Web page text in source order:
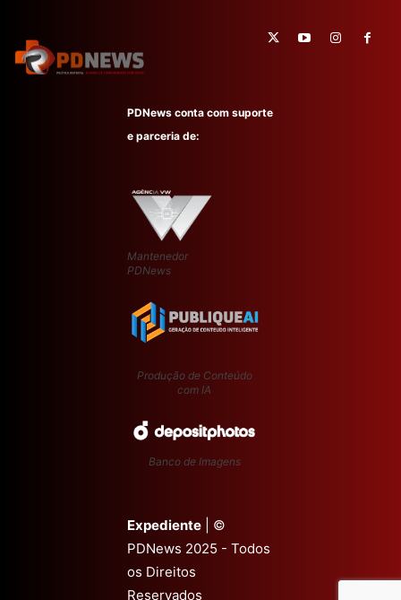
PDNews conta com suporte
e parceria de:
Mantenedor
PDNews
Produção de Conteúdo
com IA
Banco de Imagens
Expediente | ©
PDNews 2025 - Todos
os Direitos
Reservados